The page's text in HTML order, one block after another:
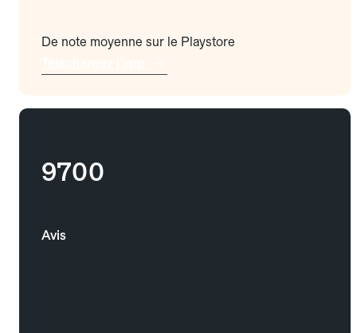
De note moyenne sur le Playstore
9700
Avis